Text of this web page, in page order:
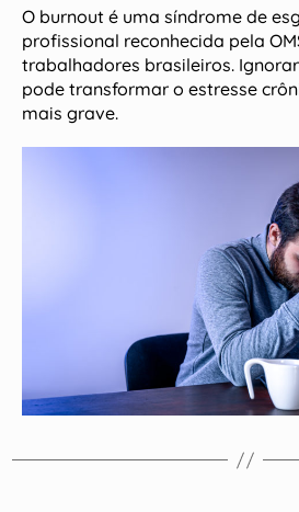
O burnout é uma síndrome de
profissional reconhecida pela
trabalhadores brasileiros.
pode transformar o estresse
mais grave.